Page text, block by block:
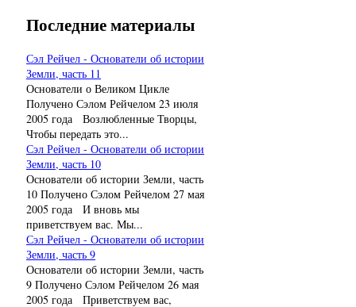
Последние материалы
Сэл Рейчел - Основатели об истории
Земли, часть 11
Основатели о Великом Цикле
Получено Сэлом Рейчелом 23 июля
2005 года Возлюбленные Творцы,
Чтобы передать это...
Сэл Рейчел - Основатели об истории
Земли, часть 10
Основатели об истории Земли, часть
10 Получено Сэлом Рейчелом 27 мая
2005 года И вновь мы
приветствуем вас. Мы...
Сэл Рейчел - Основатели об истории
Земли, часть 9
Основатели об истории Земли, часть
9 Получено Сэлом Рейчелом 26 мая
2005 года Приветствуем вас,